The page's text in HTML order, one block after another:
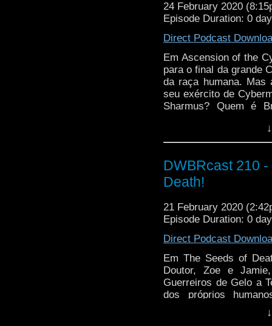
24 February 2020
Episode Duration: 0
Direct Podcast
Em Ascension of the
para o final da grande
da raça humana. Mas
seu exército de
Sharmus? Quem é
DWBRcast 210
Death!
21 February 2020
Episode Duration: 0
Direct Podcast
Em The Seeds of
Doutor, Zoe e
Guerreiros de Gelo a
dos próprios
devastará a a
esse fungo é